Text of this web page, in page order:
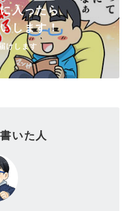
入ったら
します！
けします
いた人